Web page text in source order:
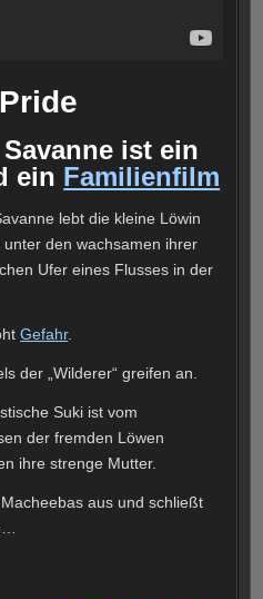
ist ein
ein Familienfilm
lebt die kleine Löwin
den wachsamen ihrer
Ufer eines Flusses in der
Gefahr.
der „Wilderer“ greifen an.
Suki ist vom
der fremden Löwen
ihre strenge Mutter.
aus und schließt